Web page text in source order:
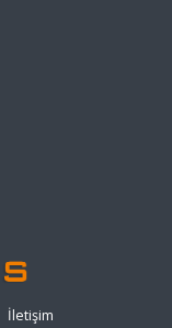
İletişim